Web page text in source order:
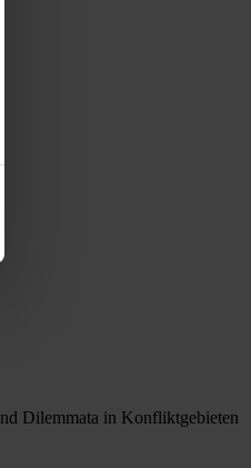
Dilemmata in Konfliktgebieten